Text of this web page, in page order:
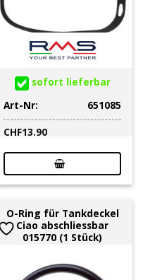
sofort lieferbar
Art-Nr:
651085
CHF13.90
O-Ring für Tankdeckel
Ciao abschliessbar
015770 (1 Stück)